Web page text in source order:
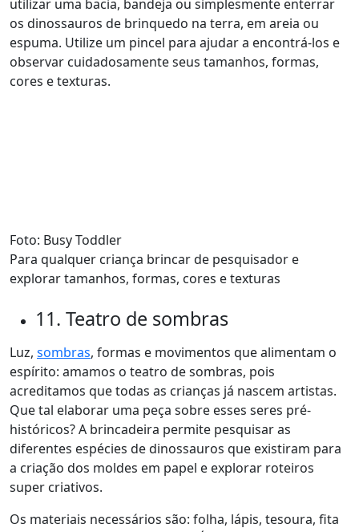
utilizar uma bacia, bandeja ou simplesmente enterrar
os dinossauros de brinquedo na terra, em areia ou
espuma. Utilize um pincel para ajudar a encontrá-los e
observar cuidadosamente seus tamanhos, formas,
cores e texturas.
Foto: Busy Toddler
Para qualquer criança brincar de pesquisador e
explorar tamanhos, formas, cores e texturas
11. Teatro de sombras
Luz, sombras, formas e movimentos que alimentam o
espírito: amamos o teatro de sombras, pois
acreditamos que todas as crianças já nascem artistas.
Que tal elaborar uma peça sobre esses seres pré-
históricos? A brincadeira permite pesquisar as
diferentes espécies de dinossauros que existiram para
a criação dos moldes em papel e explorar roteiros
super criativos.
Os materiais necessários são: folha, lápis, tesoura, fita